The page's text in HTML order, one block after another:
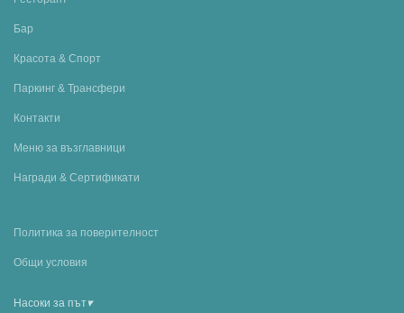
Бар
Красота & Спорт
Паркинг & Трансфери
Контакти
Меню за възглавници
Награди & Сертификати
Политика за поверителност
Общи условия
Насоки за път▾